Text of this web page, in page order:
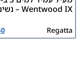
Wentwood IX – נשים
Regatta